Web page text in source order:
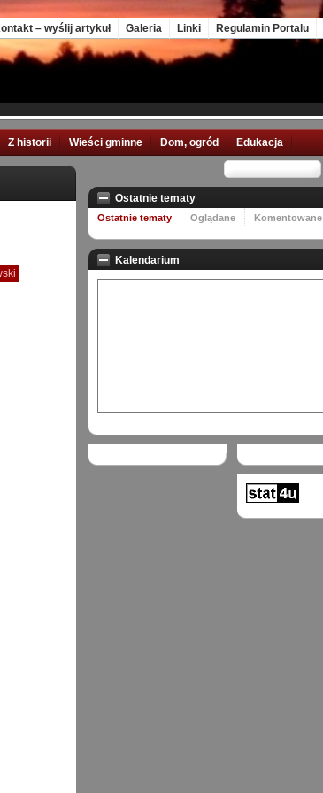
– wyślij artykuł Galeria Linki Regulamin Portalu
Z historii Wieści gminne Dom, ogród Edukacja
Ostatnie tematy
Ostatnie tematy Oglądane Komentowane
Kalendarium